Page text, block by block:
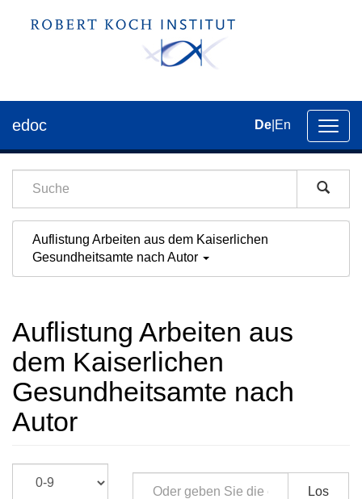
der
edoc De En
Auflistung Arbeiten aus dem Kaiserlichen
Gesundheitsamte nach Autor
Auflistung Arbeiten aus
dem Kaiserlichen
Gesundheitsamte nach
Autor
Los